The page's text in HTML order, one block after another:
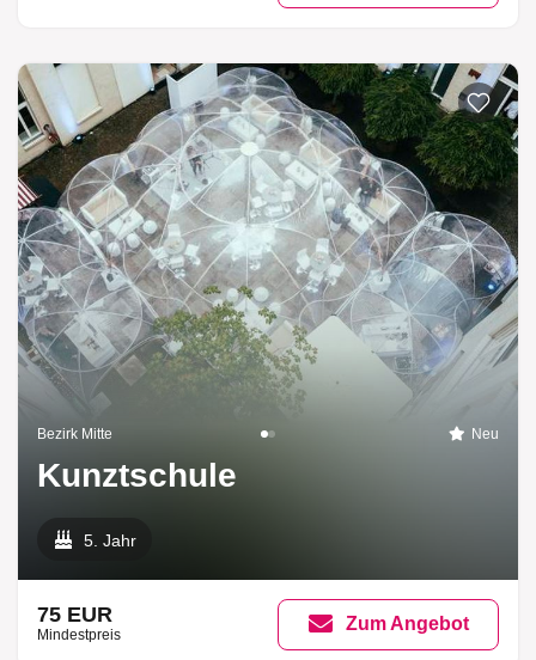
Bezirk Mitte Neu
Kunztschule
5. Jahr
75 EUR
Mindestpreis
Zum Angebot